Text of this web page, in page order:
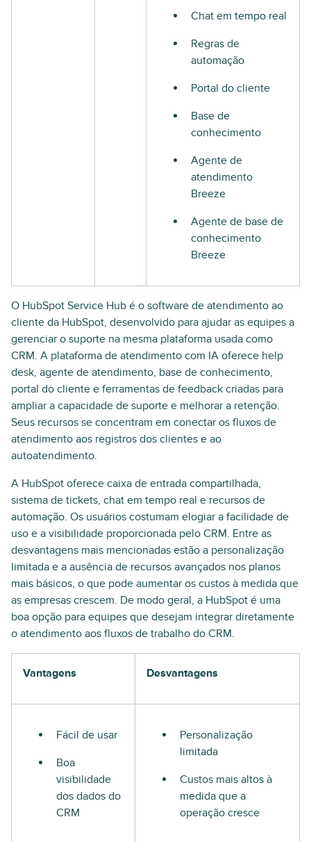
Chat em tempo real
Regras de
automação
Portal do cliente
Base de
conhecimento
Agente de
atendimento
Breeze
Agente de base de
conhecimento
Breeze
O HubSpot Service Hub é o software de atendimento ao
cliente da HubSpot, desenvolvido para ajudar as equipes a
gerenciar o suporte na mesma plataforma usada como
CRM. A plataforma de atendimento com IA oferece help
desk, agente de atendimento, base de conhecimento,
portal do cliente e ferramentas de feedback criadas para
ampliar a capacidade de suporte e melhorar a retenção.
Seus recursos se concentram em conectar os fluxos de
atendimento aos registros dos clientes e ao
autoatendimento.
A HubSpot oferece caixa de entrada compartilhada,
sistema de tickets, chat em tempo real e recursos de
automação. Os usuários costumam elogiar a facilidade de
uso e a visibilidade proporcionada pelo CRM. Entre as
desvantagens mais mencionadas estão a personalização
limitada e a ausência de recursos avançados nos planos
mais básicos, o que pode aumentar os custos à medida que
as empresas crescem. De modo geral, a HubSpot é uma
boa opção para equipes que desejam integrar diretamente
o atendimento aos fluxos de trabalho do CRM.
Vantagens Desvantagens
Fácil de usar
Boa
visibilidade
dos dados do
CRM
Personalização
limitada
Custos mais altos à
medida que a
operação cresce